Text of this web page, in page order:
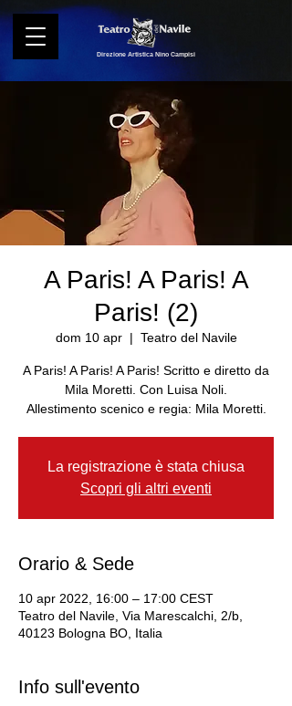
Direzione Artistica Nino Campisi
A Paris! A Paris! A
Paris! (2)
dom 10 apr
  |
Teatro del Navile
A Paris! A Paris! A Paris! Scritto e diretto da
Mila Moretti. Con Luisa Noli.
La registrazione è stata chiusa
Scopri gli altri eventi
Orario & Sede
10 apr 2022, 16:00 – 17:00 CEST
Teatro del Navile, Via Marescalchi, 2/b,
40123 Bologna BO, Italia
Info sull'evento